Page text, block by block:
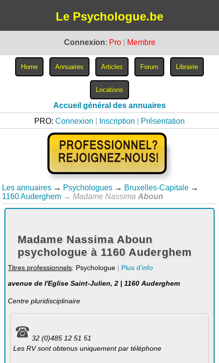
Le Psychologue.be
Connexion: Pro Membre
Accueil général des annuaires
PRO: Connexion Inscription Présentation
Les annuaires → Psychologues → Bruxelles-Capitale →
1160 Auderghem → Madame NassimaAboun
Madame Nassima Aboun
psychologue à 1160 Auderghem
Titres professionnels: Psychologue | Plus d'info
avenue de l'Eglise Saint-Julien, 2 | 1160 Auderghem
Centre pluridisciplinaire
32 (0)485 12 51 51
Les RV sont obtenus uniquement par téléphone